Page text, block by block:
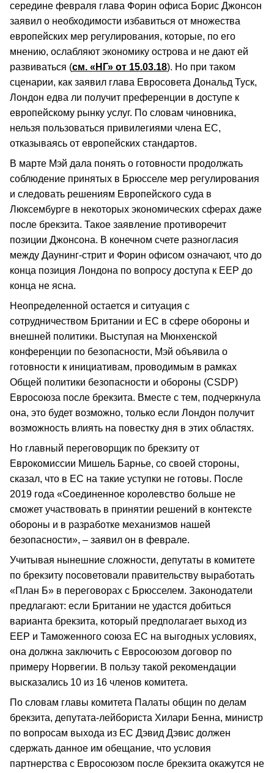
середине февраля глава Форин офиса Борис Джонсон
заявил о необходимости избавиться от множества
европейских мер регулирования, которые, по его
мнению, ослабляют экономику острова и не дают ей
развиваться (см. «НГ» от 15.03.18). Но при таком
сценарии, как заявил глава Евросовета Дональд Туск,
Лондон едва ли получит преференции в доступе к
европейскому рынку услуг. По словам чиновника,
нельзя пользоваться привилегиями члена ЕС,
отказываясь от европейских стандартов.
В марте Мэй дала понять о готовности продолжать
соблюдение принятых в Брюсселе мер регулирования
и следовать решениям Европейского суда в
Люксембурге в некоторых экономических сферах даже
после брекзита. Такое заявление противоречит
позиции Джонсона. В конечном счете разногласия
между Даунинг-стрит и Форин офисом означают, что до
конца позиция Лондона по вопросу доступа к ЕЕР до
конца не ясна.
Неопределенной остается и ситуация с
сотрудничеством Британии и ЕС в сфере обороны и
внешней политики. Выступая на Мюнхенской
конференции по безопасности, Мэй объявила о
готовности к инициативам, проводимым в рамках
Общей политики безопасности и обороны (CSDP)
Евросоюза после брекзита. Вместе с тем, подчеркнула
она, это будет возможно, только если Лондон получит
возможность влиять на повестку дня в этих областях.
Но главный переговорщик по брекзиту от
Еврокомиссии Мишель Барнье, со своей стороны,
сказал, что в ЕС на такие уступки не готовы. После
2019 года «Соединенное королевство больше не
сможет участвовать в принятии решений в контексте
обороны и в разработке механизмов нашей
безопасности», – заявил он в феврале.
Учитывая нынешние сложности, депутаты в комитете
по брекзиту посоветовали правительству выработать
«План Б» в переговорах с Брюсселем. Законодатели
предлагают: если Британии не удастся добиться
варианта брекзита, который предполагает выход из
ЕЕР и Таможенного союза ЕС на выгодных условиях,
она должна заключить с Евросоюзом договор по
примеру Норвегии. В пользу такой рекомендации
высказались 10 из 16 членов комитета.
По словам главы комитета Палаты общин по делам
брекзита, депутата-лейбориста Хилари Бенна, министр
по вопросам выхода из ЕС Дэвид Дэвис должен
сдержать данное им обещание, что условия
партнерства с Евросоюзом после брекзита окажутся не